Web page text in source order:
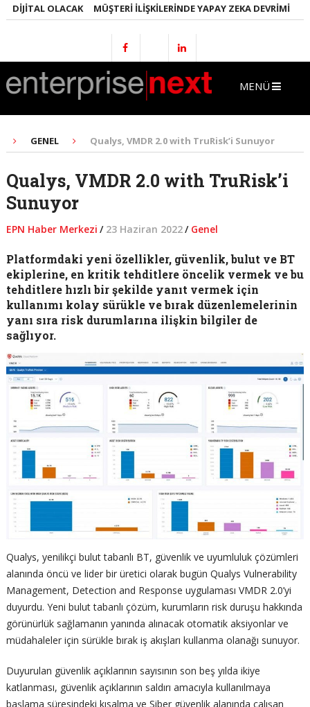
OLACAK MÜŞTERI İLIŞKILERINDE YAPAY ZEKA DEVRIMI
MENÜ
GENEL Qualys, VMDR 2.0 with TruRisk’i Sunuyor
Qualys, VMDR 2.0 with TruRisk’i
Sunuyor
EPN Haber Merkezi / 23 Haziran 2022/ Genel
Platformdaki yeni özellikler, güvenlik, bulut ve BT
ekiplerine, en kritik tehditlere öncelik vermek ve bu
tehditlere hızlı bir şekilde yanıt vermek için
kullanımı kolay sürükle ve bırak düzenlemelerinin
yanı sıra risk durumlarına ilişkin bilgiler de
sağlıyor.
Qualys, yenilikçi bulut tabanlı BT, güvenlik ve uyumluluk çözümleri
alanında öncü ve lider bir üretici olarak bugün Qualys Vulnerability
Management, Detection and Response uygulaması VMDR 2.0’yi
duyurdu. Yeni bulut tabanlı çözüm, kurumların risk duruşu hakkında
görünürlük sağlamanın yanında alınacak otomatik aksiyonlar ve
müdahaleler için sürükle bırak iş akışları kullanma olanağı sunuyor.
Duyurulan güvenlik açıklarının sayısının son beş yılda ikiye
katlanması, güvenlik açıklarının saldırı amacıyla kullanılmaya
başlama süresindeki kısalma ve Siber güvenlik alanında çalışan